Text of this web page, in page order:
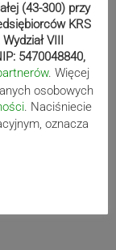
film,
wiadomo,
Widocznie
też nazwa
(43-300) przy
KRS
VIII
5470048840,
. Więcej
osobowych
. Naciśniecie
oznacza